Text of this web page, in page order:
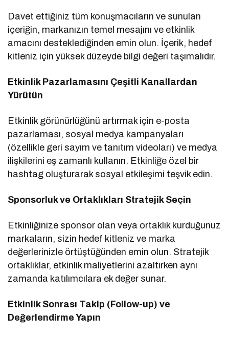
Davet ettiğiniz tüm konuşmacıların ve sunulan
içeriğin, markanızın temel mesajını ve etkinlik
amacını desteklediğinden emin olun. İçerik, hedef
kitleniz için yüksek düzeyde bilgi değeri taşımalıdır.
Etkinlik Pazarlamasını Çeşitli Kanallardan
Yürütün
Etkinlik görünürlüğünü artırmak için e-posta
pazarlaması, sosyal medya kampanyaları
(özellikle geri sayım ve tanıtım videoları) ve medya
ilişkilerini eş zamanlı kullanın. Etkinliğe özel bir
hashtag oluşturarak sosyal etkileşimi teşvik edin.
Sponsorluk ve Ortaklıkları Stratejik Seçin
Etkinliğinize sponsor olan veya ortaklık kurduğunuz
markaların, sizin hedef kitleniz ve marka
değerlerinizle örtüştüğünden emin olun. Stratejik
ortaklıklar, etkinlik maliyetlerini azaltırken aynı
zamanda katılımcılara ek değer sunar.
Etkinlik Sonrası Takip (Follow-up) ve
Değerlendirme Yapın